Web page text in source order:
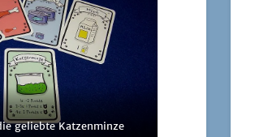
gelieb­te Katzenminze